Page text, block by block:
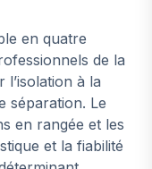
en quatre
de la
à la
séparation. Le
en rangée et les
et la fiabilité